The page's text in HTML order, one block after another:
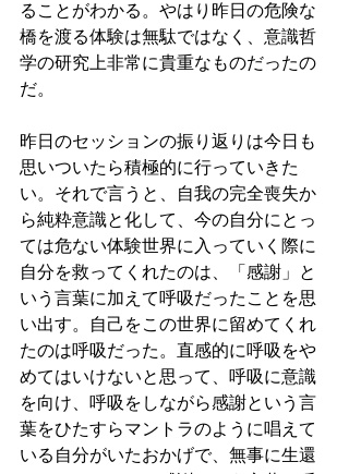
ることがわかる。やはり昨日の危険な
橋を渡る体験は無駄ではなく、意識哲
学の研究上非常に貴重なものだったの
だ。
昨日のセッションの振り返りは今日も
思いついたら積極的に行っていきた
い。それで言うと、自我の完全喪失か
ら純粋意識と化して、今の自分にとっ
ては危ない体験世界に入っていく際に
自分を救ってくれたのは、「感謝」と
いう言葉に加えて呼吸だったことを思
い出す。自己をこの世界に留めてくれ
たのは呼吸だった。直感的に呼吸をや
めてはいけないと思って、呼吸に意識
を向け、呼吸をしながら感謝という言
葉をひたすらマントラのように唱えて
いる自分がいたおかげで、無事に生還